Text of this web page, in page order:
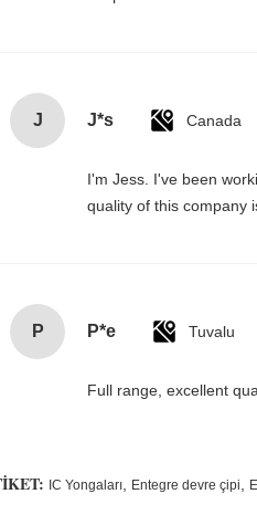
J J*s Canada
I'm Jess. I've been
quality of this company
P P*e Tuvalu
Full range, excellent
IC Yongaları Entegre devre çipi